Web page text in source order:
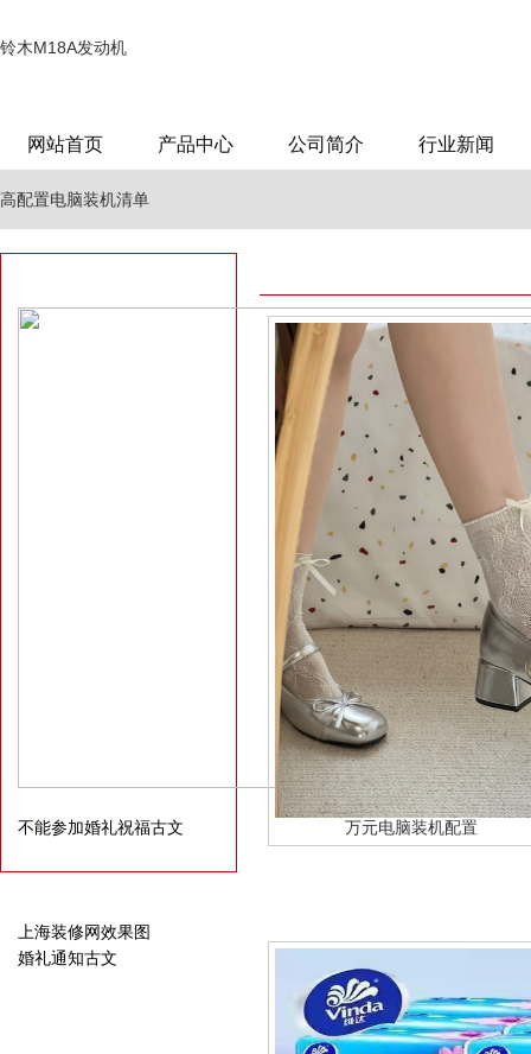
铃木M18A发动机
网站首页 产品中心 公司简介 行业新闻
高配置电脑装机清单
不能参加婚礼祝福古文
上海装修网效果图
婚礼通知古文
万元电脑装机配置